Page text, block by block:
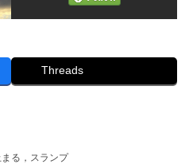
Threads
る，スランプ